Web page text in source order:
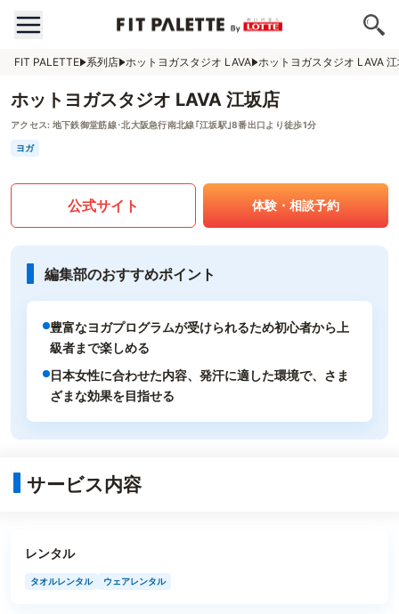
FIT PALETTE 系列店 ホットヨガスタジオ LAVA ホットヨガスタジオ LAVA
ホットヨガスタジオ LAVA 江坂店
アクセス: 地下鉄御堂筋線･北大阪急行南北線｢江坂駅｣8番出口より徒歩1分
ヨガ
公式サイト 体験・相談予約
編集部のおすすめポイント
豊富なヨガプログラムが受けられるため初心者から上
級者まで楽しめる
日本女性に合わせた内容、発汗に適した環境で、さま
ざまな効果を目指せる
サービス内容
レンタル
タオルレンタル ウェアレンタル